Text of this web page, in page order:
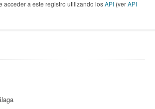
acceder a este registro utilizando losAPI (verAPI